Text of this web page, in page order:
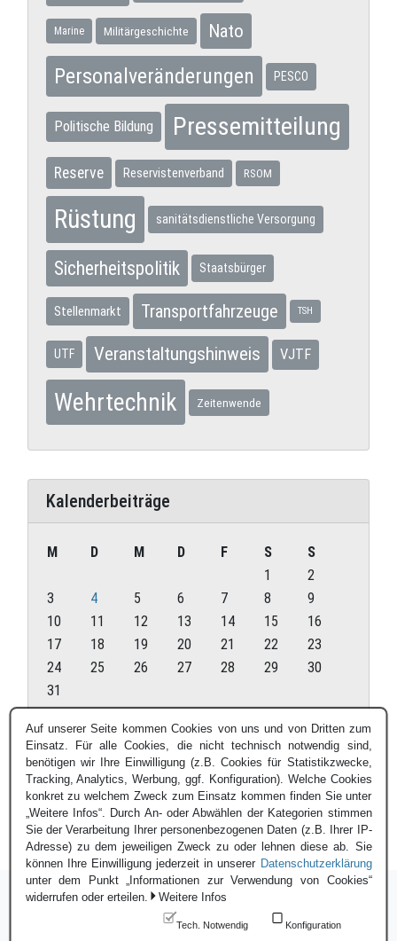
Marine Militärgeschichte Nato
Personalveränderungen PESCO
Politische Bildung Pressemitteilung
Reserve Reservistenverband RSOM
Rüstung sanitätsdienstliche Versorgung
Sicherheitspolitik Staatsbürger
Stellenmarkt Transportfahrzeuge TSH
UTF Veranstaltungshinweis VJTF
Wehrtechnik Zeitenwende
Kalenderbeiträge
August 2026
M D M D F S
S
1
2
3
4 5 6 7 8
9
10
11 12 13 14 15
16
17
18 19 20 21 22
23
24
25 26 27 28 29
30
31
« Juli
Auf unserer Seite kommen Cookies von uns und von Dritten zum
Einsatz. Für alle Cookies, die nicht technisch notwendig sind,
benötigen wir Ihre Einwilligung (z.B. Cookies für Statistikzwecke,
Tracking, Analytics, Werbung, ggf. Konfiguration). Welche Cookies
konkret zu welchem Zweck zum Einsatz kommen finden Sie unter
„Weitere Infos“. Durch An- oder Abwählen der Kategorien stimmen
Sie der Verarbeitung Ihrer personenbezogenen Daten (z.B. Ihrer IP-
Adresse) zu dem jeweiligen Zweck zu oder lehnen diese ab. Sie
können Ihre Einwilligung jederzeit in unserer Datenschutzerklärung
unter dem Punkt „Informationen zur Verwendung von Cookies“
widerrufen oder erteilen.
Weitere Infos
Tech. Notwendig Konfiguration